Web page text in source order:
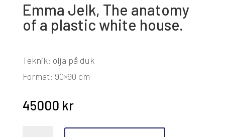
Emma Jelk, The anatomy
of a plastic white house.
Teknik: olja på duk
Format: 90×90 cm
45000 kr